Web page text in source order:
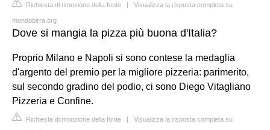
Richiesta di rimozione della fonte | Visualizza la risposta completa su
mondobirra.org
Dove si mangia la pizza più buona d'Italia?
Proprio Milano e Napoli si sono contese la medaglia
d'argento del premio per la migliore pizzeria: parimerito,
sul secondo gradino del podio, ci sono Diego Vitagliano
Pizzeria e Confine.
Richiesta di rimozione della fonte | Visualizza la risposta completa su